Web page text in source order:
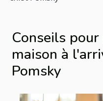
Conseils
maison à
Pomsky